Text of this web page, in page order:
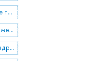
общественное мнение по вопросам здравоохранения
04.51.69 Социология медицины и здравоохранения
06.71.47 Экономика здравоохранения и социального обеспечения